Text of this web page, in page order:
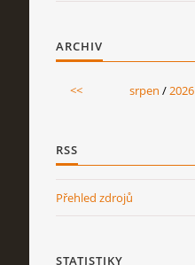
ARCHIV
<< srpen /2026
RSS
Přehled zdrojů
STATISTIKY